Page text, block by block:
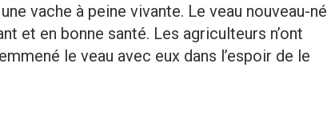
vache à peine vivante. Le veau nouveau-né
et en bonne santé. Les agriculteurs n’ont
le veau avec eux dans l’espoir de le